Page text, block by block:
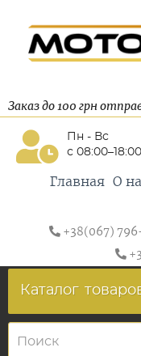
Заказ до 100 грн
Пн - Вс
с 08:00–18:00
Главная О
+38(067)
Каталог